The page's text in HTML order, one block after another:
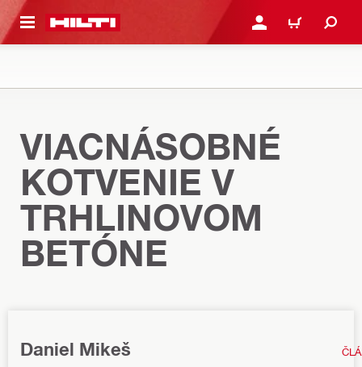
HLAVNÝ OBSAH PRIHLÁSIŤ ALEBO
KOŠÍK
VIACNÁSOBNÉ
KOTVENIE V
TRHLINOVOM
BETÓNE
Daniel Mikeš